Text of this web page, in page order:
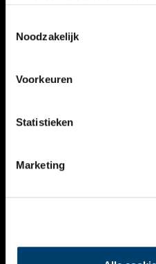
Noodzakelijk
Voorkeuren
Statistieken
Marketing
VERHALEN
KALENDER
THEMA’S
VIDEO’S
CONTACT